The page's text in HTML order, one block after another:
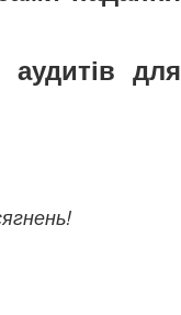
аудитів для